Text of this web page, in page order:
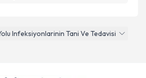
Infeksiyonlarinin Tani Ve Tedavisi